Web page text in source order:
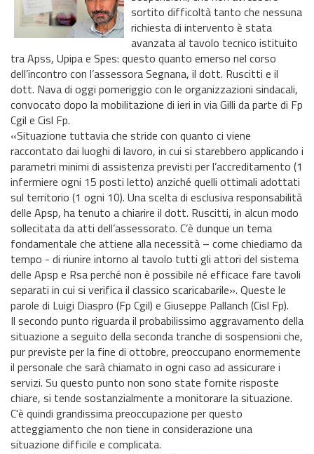
sortito difficoltà tanto che nessuna
richiesta di intervento è stata
avanzata al tavolo tecnico istituito
tra Apss, Upipa e Spes: questo quanto emerso nel corso
dell’incontro con l’assessora Segnana, il dott. Ruscitti e il
dott. Nava di oggi pomeriggio con le organizzazioni sindacali,
convocato dopo la mobilitazione di ieri in via Gilli da parte di Fp
Cgil e Cisl Fp.
«Situazione tuttavia che stride con quanto ci viene
raccontato dai luoghi di lavoro, in cui si starebbero applicando i
parametri minimi di assistenza previsti per l’accreditamento (1
infermiere ogni 15 posti letto) anziché quelli ottimali adottati
sul territorio (1 ogni 10). Una scelta di esclusiva responsabilità
delle Apsp, ha tenuto a chiarire il dott. Ruscitti, in alcun modo
sollecitata da atti dell’assessorato. C’è dunque un tema
fondamentale che attiene alla necessità – come chiediamo da
tempo - di riunire intorno al tavolo tutti gli attori del sistema
delle Apsp e Rsa perché non è possibile né efficace fare tavoli
separati in cui si verifica il classico scaricabarile». Queste le
parole di Luigi Diaspro (Fp Cgil) e Giuseppe Pallanch (Cisl Fp).
Il secondo punto riguarda il probabilissimo aggravamento della
situazione a seguito della seconda tranche di sospensioni che,
pur previste per la fine di ottobre, preoccupano enormemente
il personale che sarà chiamato in ogni caso ad assicurare i
servizi. Su questo punto non sono state fornite risposte
chiare, si tende sostanzialmente a monitorare la situazione.
C'è quindi grandissima preoccupazione per questo
atteggiamento che non tiene in considerazione una
situazione difficile e complicata.